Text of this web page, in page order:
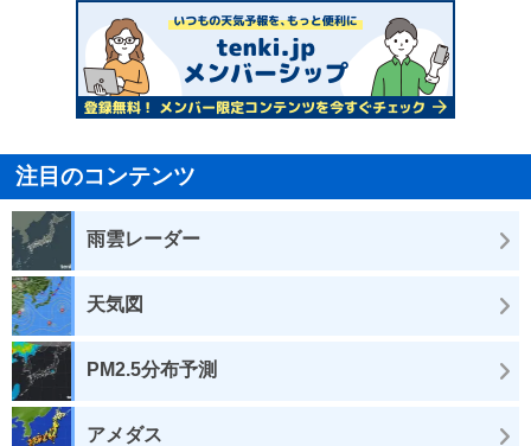
注目のコンテンツ
雨雲レーダー
天気図
PM2.5分布予測
アメダス